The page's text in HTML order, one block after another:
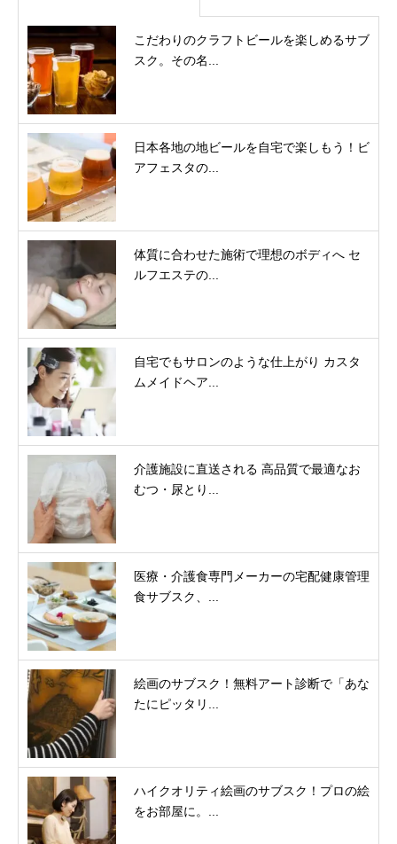
こだわりのクラフトビールを楽しめるサブ
スク。その名...
日本各地の地ビールを自宅で楽しもう！ビ
アフェスタの...
体質に合わせた施術で理想のボディへ セ
ルフエステの...
自宅でもサロンのような仕上がり カスタ
ムメイドヘア...
介護施設に直送される 高品質で最適なお
むつ・尿とり...
医療・介護食専門メーカーの宅配健康管理
食サブスク、...
絵画のサブスク！無料アート診断で「あな
たにピッタリ...
ハイクオリティ絵画のサブスク！プロの絵
をお部屋に。...